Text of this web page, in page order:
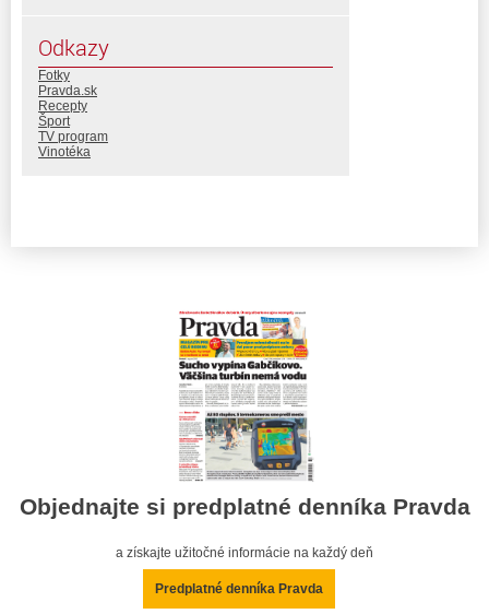
Odkazy
Fotky
Pravda.sk
Recepty
Šport
TV program
Vinotéka
Objednajte si predplatné denníka Pravda
a získajte užitočné informácie na každý deň
Predplatné denníka Pravda